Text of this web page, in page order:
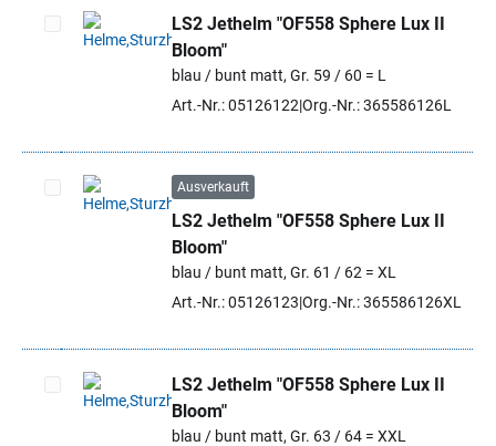
Artikel auswählen
LS2 Jethelm "OF558 Sphere Lux II
Bloom"
blau / bunt matt, Gr. 59 / 60 = L
Art.-Nr.: 05126122 Org.-Nr.: 365586126L
Artikel auswählen
Ausverkauft
LS2 Jethelm "OF558 Sphere Lux II
Bloom"
blau / bunt matt, Gr. 61 / 62 = XL
Art.-Nr.: 05126123 Org.-Nr.: 365586126XL
Artikel auswählen
LS2 Jethelm "OF558 Sphere Lux II
Bloom"
blau / bunt matt, Gr. 63 / 64 = XXL